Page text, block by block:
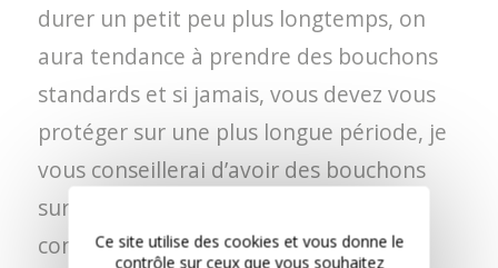
durer un petit peu plus longtemps, on
aura tendance à prendre des bouchons
standards et si jamais, vous devez vous
protéger sur une plus longue période, je
vous conseillerai d’avoir des bouchons
sur mesure, parce qu’ils vont être plus
confortables et donc plus efficaces
Ce site utilise des cookies et vous donne le
contrôle sur ceux que vous souhaitez